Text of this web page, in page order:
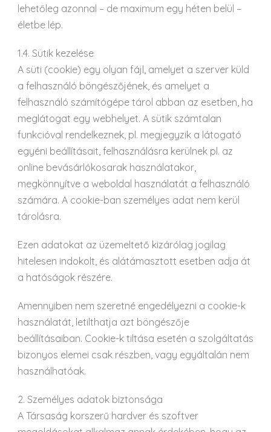
lehetőleg azonnal – de maximum egy héten belül –
életbe lép.
1.4. Sütik kezelése
A süti (cookie) egy olyan fájl, amelyet a szerver küld
a felhasználó böngészőjének, és amelyet a
felhasználó számítógépe tárol abban az esetben, ha
meglátogat egy webhelyet. A sütik számtalan
funkcióval rendelkeznek, pl. megjegyzik a látogató
egyéni beállításait, felhasználásra kerülnek pl. az
online bevásárlókosarak használatakor,
megkönnyítve a weboldal használatát a felhasználó
számára. A cookie-ban személyes adat nem kerül
tárolásra.
Ezen adatokat az üzemeltető kizárólag jogilag
hitelesen indokolt, és alátámasztott esetben adja át
a hatóságok részére.
Amennyiben nem szeretné engedélyezni a cookie-k
használatát, letilthatja azt böngészője
beállításaiban. Cookie-k tiltása esetén a szolgáltatás
bizonyos elemei csak részben, vagy egyáltalán nem
használhatóak.
2. Személyes adatok biztonsága
A Társaság korszerű hardver és szoftver